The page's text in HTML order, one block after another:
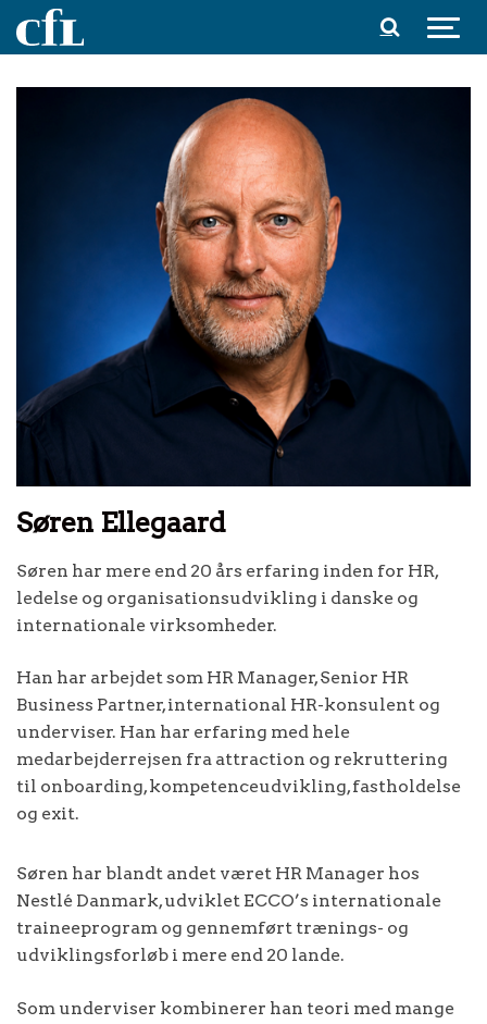
Spring til indhold
Søren Ellegaard
Søren har mere end 20 års erfaring inden for HR,
ledelse og organisationsudvikling i danske og
internationale virksomheder.
Han har arbejdet som HR Manager, Senior HR
Business Partner, international HR-konsulent og
underviser. Han har erfaring med hele
medarbejderrejsen fra attraction og rekruttering
til onboarding, kompetenceudvikling, fastholdelse
og exit.
Søren har blandt andet været HR Manager hos
Nestlé Danmark, udviklet ECCO’s internationale
traineeprogram og gennemført trænings- og
udviklingsforløb i mere end 20 lande.
Som underviser kombinerer han teori med mange